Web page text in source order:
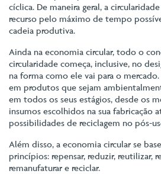
cíclica. De maneira geral, a
recurso pelo máximo de tempo
cadeia produtiva.
Ainda na economia circular, todo o
circularidade começa, inclusive, no
na forma como ele vai para o
em produtos que sejam
em todos os seus estágios, desde os
insumos escolhidos na sua fabricação
possibilidades de reciclagem no pós-
Além disso, a economia circular se
princípios: repensar, reduzir, reutilizar,
remanufaturar e reciclar.